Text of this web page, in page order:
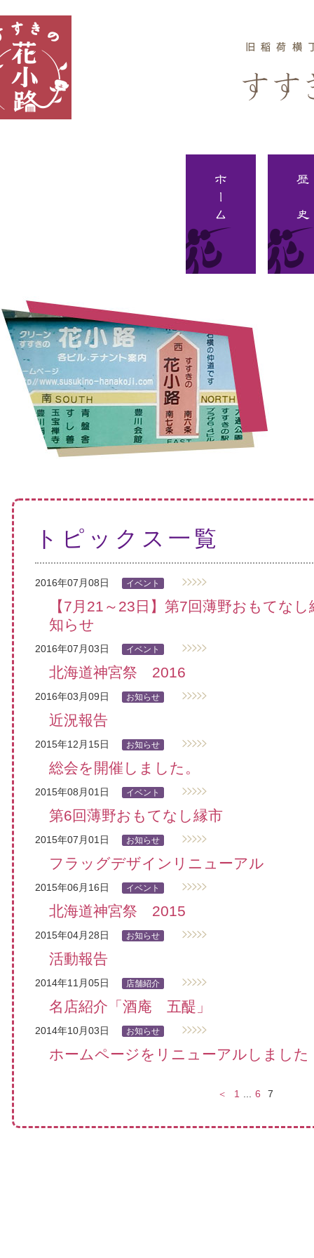
トピックス一覧
2016年07月08日 イベント
【7月21～23日】第7回薄野おもてな
知らせ
2016年07月03日 イベント
北海道神宮祭 2016
2016年03月09日 お知らせ
近況報告
2015年12月15日 お知らせ
総会を開催しました。
2015年08月01日 イベント
第6回薄野おもてなし縁市
2015年07月01日 お知らせ
フラッグデザインリニューアル
2015年06月16日 イベント
北海道神宮祭 2015
2015年04月28日 お知らせ
活動報告
2014年11月05日 店舗紹介
名店紹介「酒庵 五醍」
2014年10月03日 お知らせ
ホームページをリニューアルしました
＜ 1 6 7